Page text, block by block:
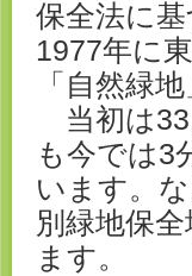
保全法に
1977年に
「自然緑
当初は
も今では3
います。
別緑地保
ます。